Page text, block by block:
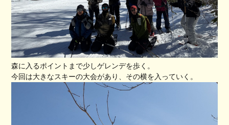
森に入るポイントまで少しゲレンデを歩く。
今回は大きなスキーの大会があり、その横を入っていく。